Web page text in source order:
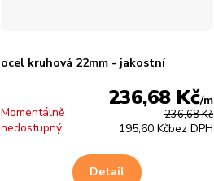
ocel kruhová 22mm - jakostní
236,68 Kč
236,68 Kč/m
195,60 Kčbez DPH
Momentálně
nedostupný
Detail